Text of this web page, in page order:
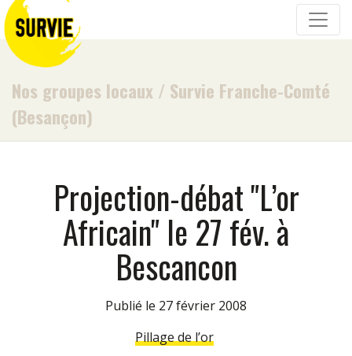
Nos groupes locaux / Survie Franche-Comté
(Besançon)
Projection-débat "L’or
Africain" le 27 fév. à
Bescancon
Publié le 27 février 2008
Pillage de l’or